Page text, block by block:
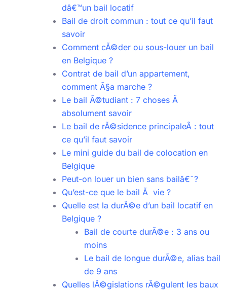
dâ€™un bail locatif
Bail de droit commun : tout ce qu’il faut
savoir
Comment cÃ©der ou sous-louer un bail
en Belgique ?
Contrat de bail d’un appartement,
comment Ã§a marche ?
Le bail Ã©tudiant : 7 choses Ã
absolument savoir
Le bail de rÃ©sidence principaleÂ : tout
ce qu’il faut savoir
Le mini guide du bail de colocation en
Belgique
Peut-on louer un bien sans bailâ€¯?
Qu’est-ce que le bail Ã vie ?
Quelle est la durÃ©e d’un bail locatif en
Belgique ?
Bail de courte durÃ©e : 3 ans ou
moins
Le bail de longue durÃ©e, alias bail
de 9 ans
Quelles lÃ©gislations rÃ©gulent les baux